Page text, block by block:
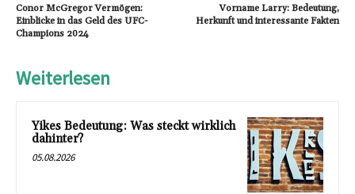
Conor McGregor Vermögen:
Einblicke in das Geld des UFC-
Champions 2024
Vorname Larry: Bedeutung,
Herkunft und interessante Fakten
Weiterlesen
Yikes Bedeutung: Was steckt wirklich
dahinter?
05.08.2026